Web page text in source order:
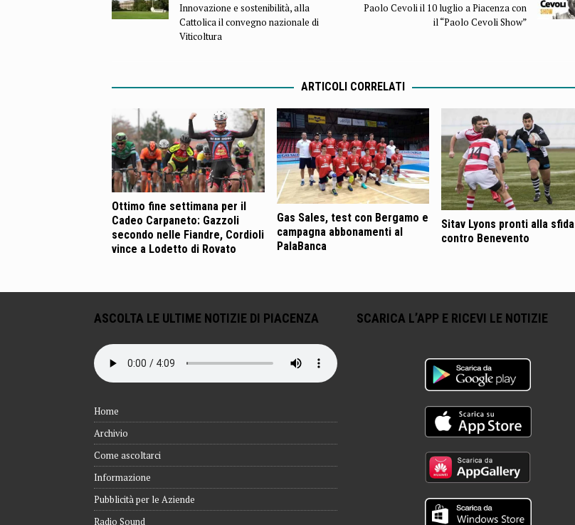
Innovazione e sostenibilità, alla
Cattolica il convegno nazionale di
Viticoltura
Paolo Cevoli il 10 luglio a Piacenza con
il “Paolo Cevoli Show”
ARTICOLI CORRELATI
Ottimo fine settimana per il
Cadeo Carpaneto: Gazzoli
secondo nelle Fiandre, Cordioli
vince a Lodetto di Rovato
Gas Sales, test con Bergamo e
campagna abbonamenti al
PalaBanca
Sitav Lyons pronti alla sfida
contro Benevento
ASCOLTA LE ULTIME NOTIZIE DI PIACENZA
Home
Archivio
Come ascoltarci
Informazione
Pubblicità per le Aziende
Radio Sound
SCARICA L’APP E RICEVI LE NOTIZIE